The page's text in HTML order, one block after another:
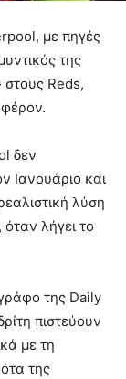
με πηγές
της
στους Reds,
δεν
Ιανουάριο και
λύση
λήγει το
της Daily
πιστεύουν
με τη
της